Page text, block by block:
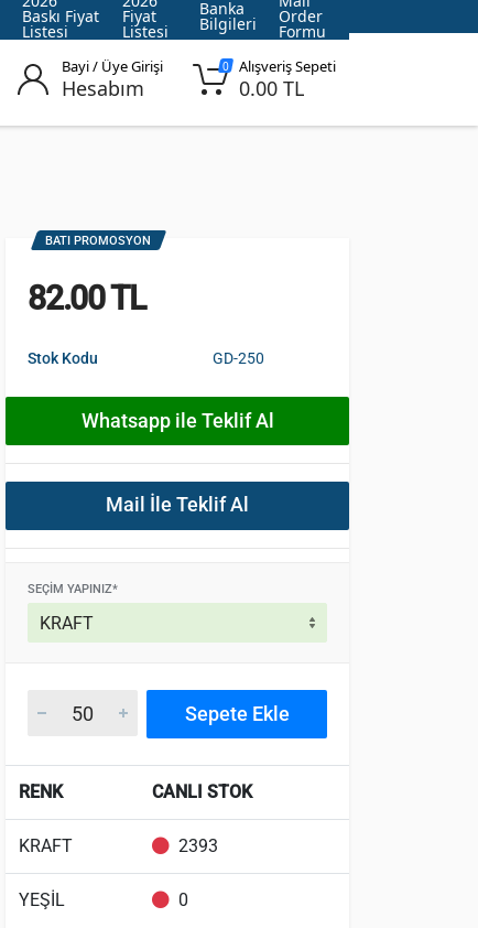
Baskı Fiyat
Listesi
Fiyat
Listesi
Banka
Bilgileri Order
Formu
Bayi / Üye Girişi
Hesabım
0 Alışveriş Sepeti
0.00 TL
BATI PROMOSYON
82.00 TL
Stok Kodu GD-250
Whatsapp ile Teklif Al
Mail İle Teklif Al
SEÇIM YAPINIZ*
Sepete Ekle
RENK CANLI STOK
KRAFT 2393
YEŞİL 0